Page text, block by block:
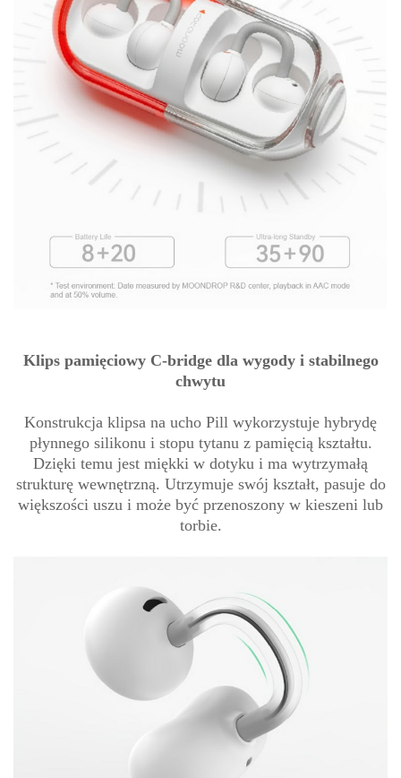
Klips pamięciowy C-bridge dla wygody i stabilnego
chwytu
Konstrukcja klipsa na ucho Pill wykorzystuje hybrydę
płynnego silikonu i stopu tytanu z pamięcią kształtu.
Dzięki temu jest miękki w dotyku i ma wytrzymałą
strukturę wewnętrzną. Utrzymuje swój kształt, pasuje do
większości uszu i może być przenoszony w kieszeni lub
torbie.